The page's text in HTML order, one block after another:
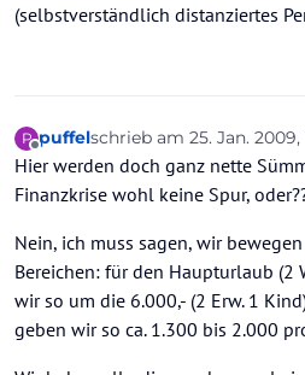
(selbstverständlich distanziertes
P
Offline
puffelschrieb am 25. Jan. 2009,
zuletzt editiert von
Hier werden doch ganz nette
Finanzkrise wohl keine Spur,
Nein, ich muss sagen, wir
Bereichen: für den Haupturlaub (2
wir so um die 6.000,- (2 Erw. 1
geben wir so ca. 1.300 bis 2.000